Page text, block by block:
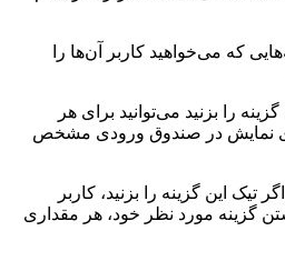
که می‌خواهید کاربر آن‌ها را
گزینه را بزنید می‌توانید برای هر
نمایش در صندوق ورودی مشخص
اگر تیک این گزینه را بزنید، کاربر
گزینه مورد نظر خود، هر مقداری